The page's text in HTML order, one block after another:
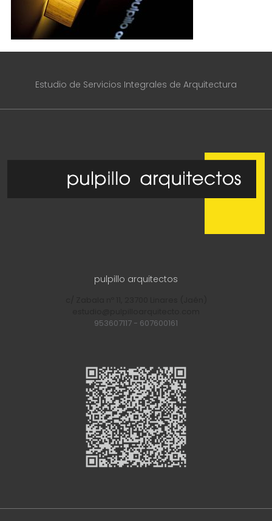
Estudio de Servicios Integrales de Arquitectura
pulpillo arquitectos
953607117 - 607600161